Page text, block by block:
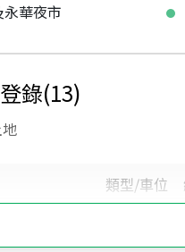
華夜市
錄(13)